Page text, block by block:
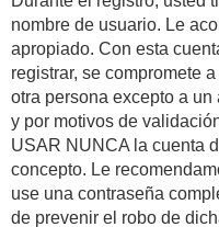
nombre de usuario. Le
apropiado. Con esta
registrar, se compromete
otra persona excepto a
y por motivos de
USAR NUNCA la cuenta
concepto. Le
use una contraseña
de prevenir el robo de